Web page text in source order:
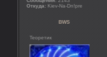
Откуда: Kiev-Na-Dn!pre
BWS
Теоретик